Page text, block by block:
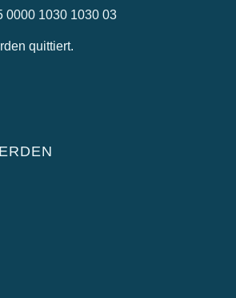
0000 1030 1030 03
quittiert.